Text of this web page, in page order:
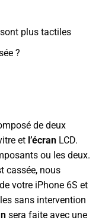
plus tactiles
?
de deux
et l’écran LCD.
ou les deux.
cassée, nous
votre iPhone 6S et
sans intervention
sera faite avec une